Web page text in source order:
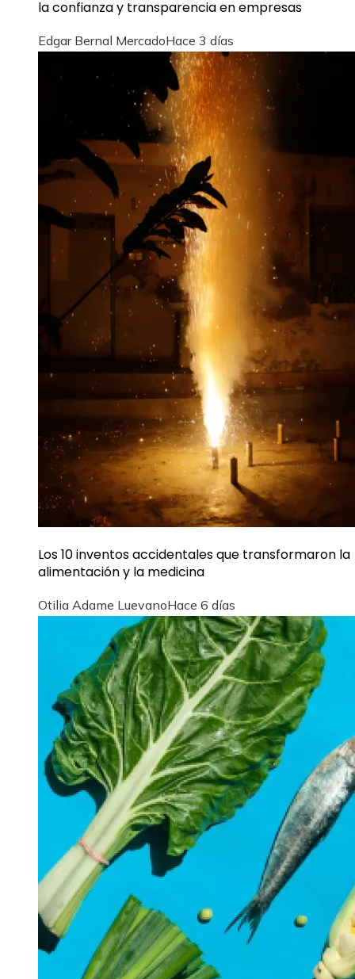
la confianza y transparencia en empresas
Edgar Bernal MercadoHace 3 días
Los 10 inventos accidentales que transformaron la
alimentación y la medicina
Otilia Adame LuevanoHace 6 días